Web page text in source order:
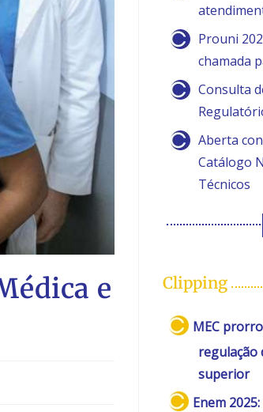
e
Prouni
chamada
Consulta
Aberta
Catálogo
Técnicos
Clipping
MEC
regulação
superior
Enem